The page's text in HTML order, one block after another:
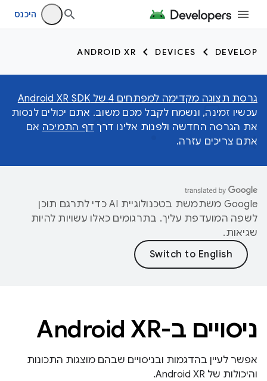
היכנס
DEVELOP
DEVICES
ANDROID XR
גרסת תצוגה מקדימה למפתחים 4 של Android XR SDK
עכשיו זמינה, ונשמח לקבל מכם משוב. אתם יכולים לנסות
את הגרסה החדשה ולפנות אלינו דרך דף התמיכה אם
אתם צריכים עזרה.
‫Google משתמשת בטכנולוגיית AI כדי לתרגם תוכן
לשפה המועדפת עליך. בתרגומים כאלו עשויות להיות
שגיאות.
ניסויים ב-Android XR
אפשר לעיין בהדגמות ובניסויים שבהם מוצגות התכונות
והיכולות של Android XR.